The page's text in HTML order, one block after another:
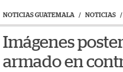
NOTICIAS GUATEMALA / NOTICIAS /
Imágenes
armado en